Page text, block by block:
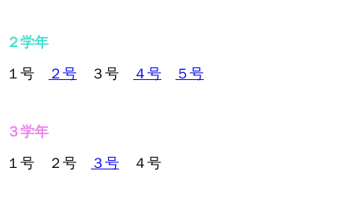
２学年
１号
２号 ３号 ４号 ５号
３学年
１号 ２号
３号 ４号